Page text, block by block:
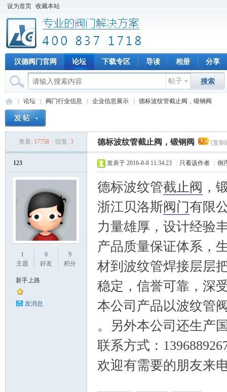
设为首页 收藏本站
汉德阀门官网 论坛 下载专区 导读 相册 分享
帖子 搜索
论坛
›
阀门行业信息 企业信息展示
›
德标波纹管截止阀，锻钢阀
查看: 17758 回复: 3 德标波纹管截止阀，锻钢阀 [复制
123
1
主题
0
好友
9
积分
新手上路
发消息
发表于 2016-8-8 11:34:23 只看该作者 倒
德标波纹管截止阀 ，
浙江贝洛斯阀门有限
力量雄厚，设计经验
产品质量保证体系，
材到波纹管焊接层层
稳定，信誉可靠，深
本公司产品以波纹管
。另外本公司还生产
联系方式：
欢迎有需要的朋友来